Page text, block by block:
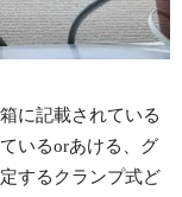
に記載されている
いるorあける、グ
するクランプ式ど